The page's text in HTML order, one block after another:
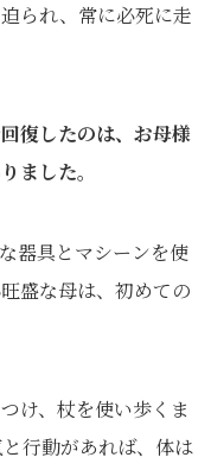
られ、常に必死に走
回復したのは、お母様
ました。
器具とマシーンを使
盛な母は、初めての
け、杖を使い歩くま
行動があれば、体は